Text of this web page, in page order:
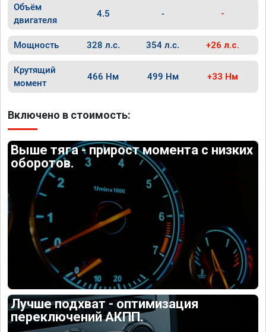
Объём
двигателя
4.5 - -
Мощность 328 л.с. 354 л.с. +26 л.с.
Крутящий
момент
466 Нм 499 Нм +33 Нм
Включено в стоимость:
Выше тяга - прирост момента с низких
оборотов.
Лучше подхват - оптимизация
переключений АКПП.